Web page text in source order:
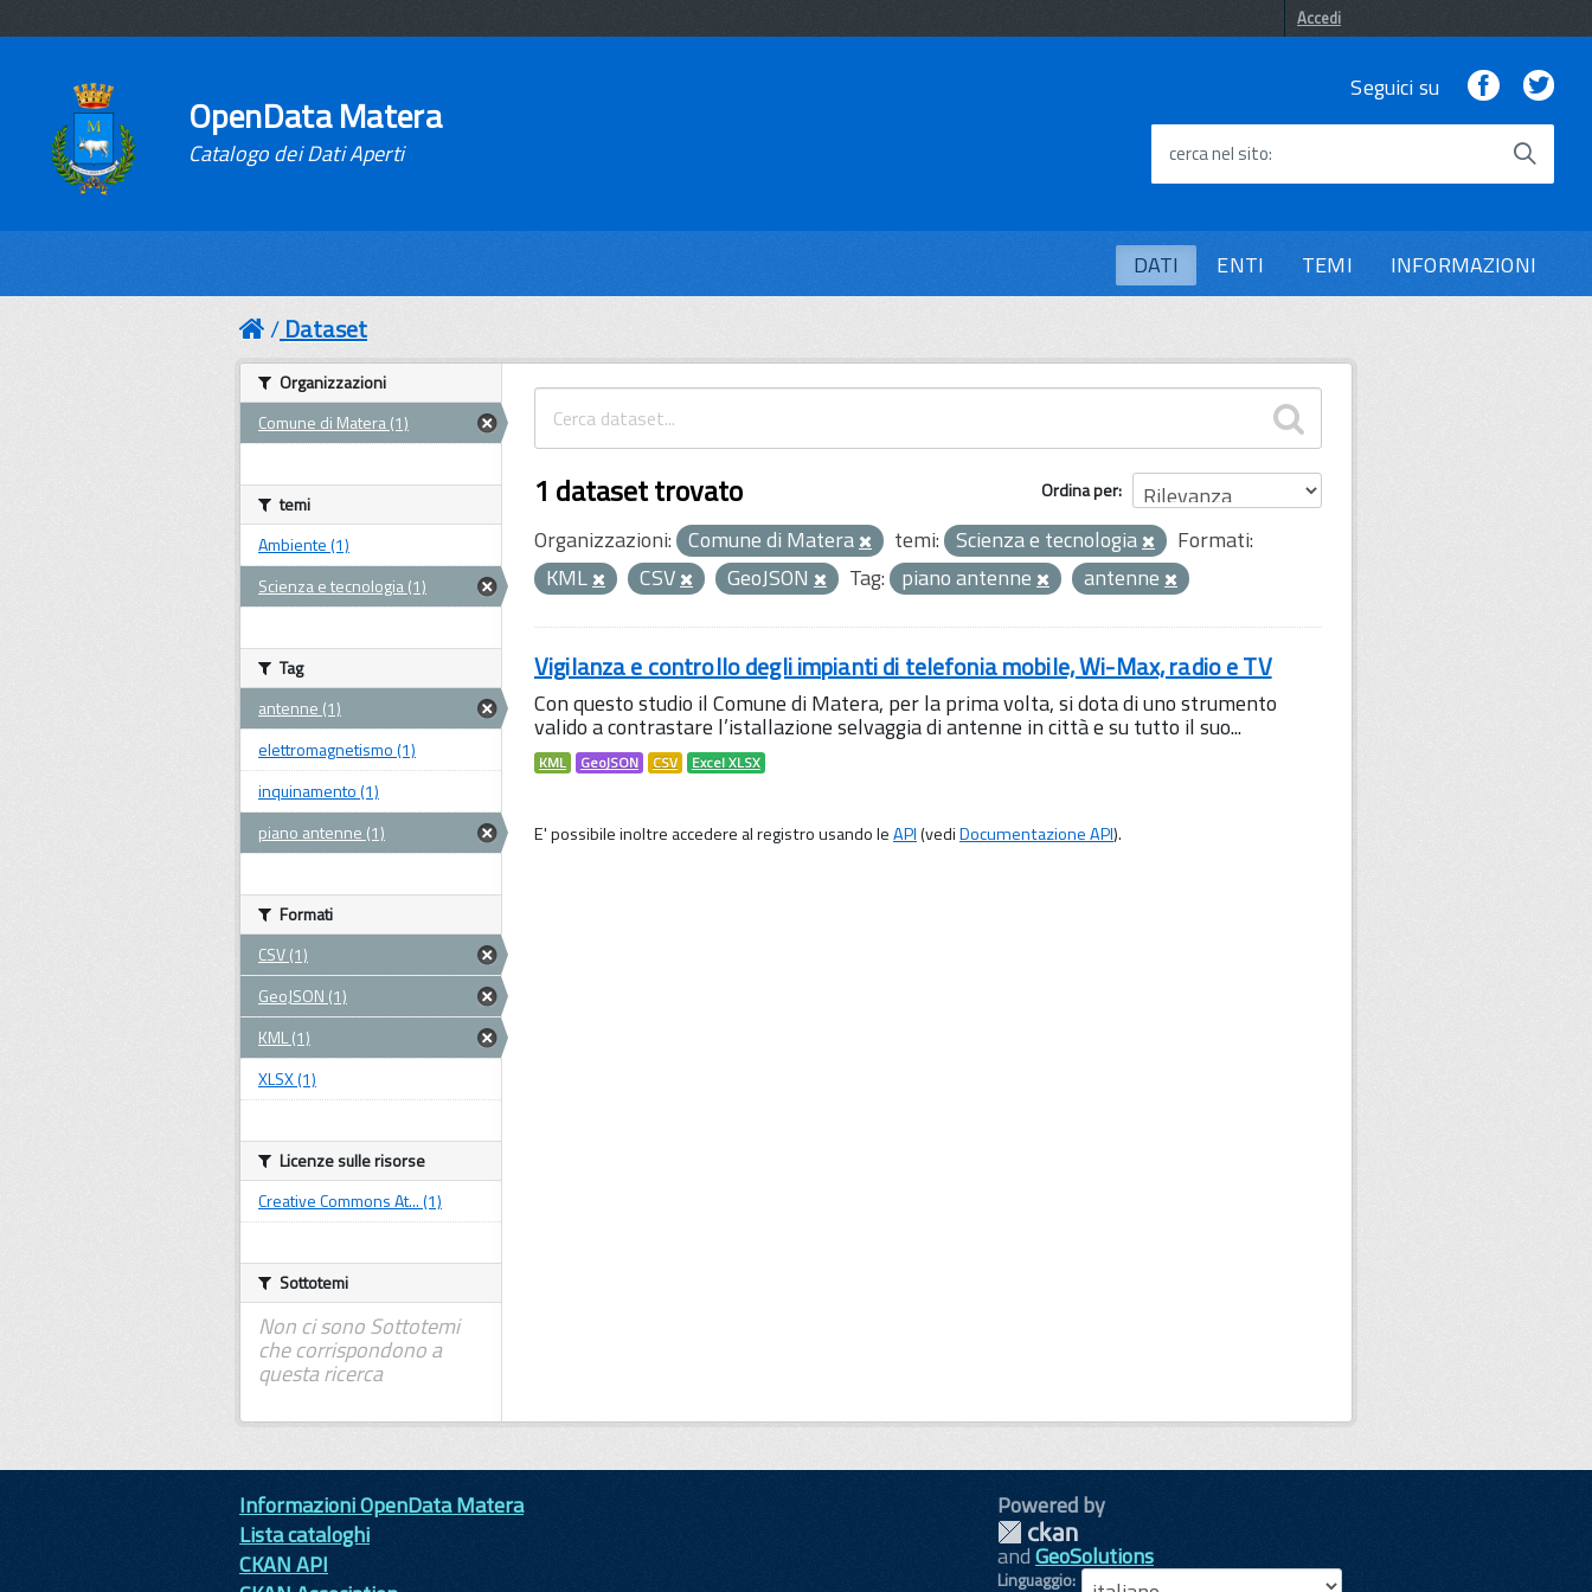
Accedi
OpenData Matera
Catalogo dei Dati Aperti
Seguici su Facebook
cerca nel sito
DATI ENTI TEMI INFORMAZIONI
Dataset
Ordina per
1 dataset trovato
Organizzazioni: Comune di Matera temi: Scienza e tecnologia
Formati:
KML
CSV GeoJSON Tag: piano antenne antenne
Vigilanza e controllo degli impianti di telefonia mobile, Wi-Max, radio e TV
Con questo studio il Comune di Matera, per la prima volta, si dota di uno strumento
valido a contrastare l’istallazione selvaggia di antenne in città e su tutto il suo...
KML GeoJSON CSV Excel XLSX
E' possibile inoltre accedere al registro usando leAPI(vediDocumentazione API).
Organizzazioni
Comune di Matera (1)
temi
Ambiente (1)
Scienza e tecnologia (1)
Tag
antenne (1)
elettromagnetismo (1)
inquinamento (1)
piano antenne (1)
Formati
CSV (1)
GeoJSON (1)
KML (1)
XLSX (1)
Licenze sulle risorse
Creative Commons At... (1)
Sottotemi
Non ci sono Sottotemi
che corrispondono a
questa ricerca
Informazioni OpenData Matera
Lista cataloghi
CKAN API
Powered by
andGeoSolutions
Linguaggio